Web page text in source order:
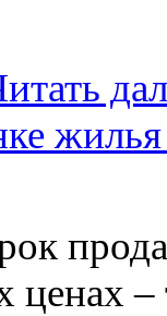
жилья
ценах